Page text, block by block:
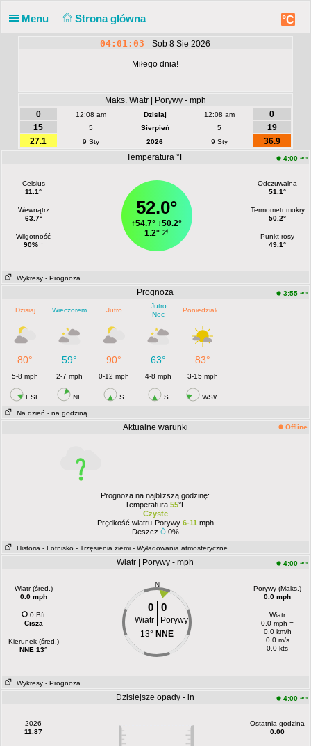
Menu Strona główna °C
04:01:03 Sob 8 Sie 2026
Miłego dnia!
Maks. Wiatr | Porywy - mph
0
12:08 am Dzisiaj 12:08 am
0
15
5 Sierpień 5
19
27.1
9 Sty 2026 9 Sty
36.9
Temperatura °F
4:00 am
Celsius
11.1°
Wewnątrz
63.7°
Wilgotność
90% ↑
52.0°
↑54.7° ↓50.2°
1.2°
Odczuwalna
51.1°
Termometr mokry
50.2°
Punkt rosy
49.1°
Wykresy - Prognoza
Prognoza 3:55 am
Dzisiaj Wieczorem Jutro
Jutro
Noc
Poniedziałek
80° 59° 90° 63° 83°
5-8 mph 2-7 mph 0-12 mph 4-8 mph 3-15 mph
ESE NE S S WSW
Na dzień - na godziną
Aktualne warunki Offline
Prognoza na najbliższą godzinę:
Temperatura 55°F
Czyste
Prędkość wiatru-Porywy 6-11 mph
Deszcz
0%
Historia - Lotnisko - Trzęsienia ziemi - Wyładowania atmosferyczne
Wiatr | Porywy - mph 4:00 am
Wiatr (śred.)
0.0 mph
0 Bft
Cisza
Kierunek (śred.)
NNE 13°
N
0 0
Wiatr
Porywy
13° NNE
Porywy (Maks.)
0.0 mph
Wiatr
0.0 mph =
0.0 km/h
0.0 m/s
0.0 kts
Wykresy - Prognoza
Dzisiejsze opady - in 4:00 am
2026
11.87
Ostatnia godzina
0.00